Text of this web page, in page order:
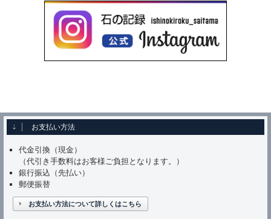
お支払い方法
代金引換（現金）
（代引き手数料はお客様ご負担となります。）
銀行振込（先払い）
郵便振替
お支払い方法について詳しくはこちら